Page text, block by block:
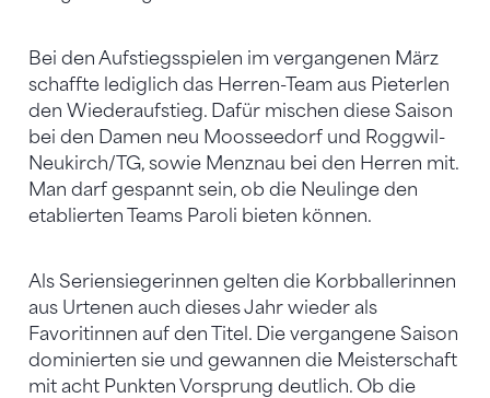
Bei den Aufstiegsspielen im vergangenen März
schaffte lediglich das Herren-Team aus Pieterlen
den Wiederaufstieg. Dafür mischen diese Saison
bei den Damen neu Moosseedorf und Roggwil-
Neukirch/TG, sowie Menznau bei den Herren mit.
Man darf gespannt sein, ob die Neulinge den
etablierten Teams Paroli bieten können.
Als Seriensiegerinnen gelten die Korbballerinnen
aus Urtenen auch dieses Jahr wieder als
Favoritinnen auf den Titel. Die vergangene Saison
dominierten sie und gewannen die Meisterschaft
mit acht Punkten Vorsprung deutlich. Ob die